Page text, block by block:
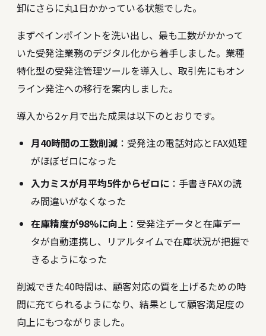
卸にさらに丸1日かかっている状態でした。
まずペインポイントを洗い出し、最も工数がかかって
いた受発注業務のデジタル化から着手しました。業種
特化型の受発注管理ツールを導入し、取引先にもオン
ライン発注への移行を案内しました。
導入から2ヶ月で出た成果は以下のとおりです。
月40時間の工数削減 ：受発注の電話対応とFAX処理
がほぼゼロになった
入力ミスが月平均5件からゼロに ：手書きFAXの読
み間違いがなくなった
在庫精度が98%に向上 ：受発注データと在庫デー
タが自動連携し、リアルタイムで在庫状況が把握で
きるようになった
削減できた40時間は、顧客対応の質を上げるための時
間に充てられるようになり、結果として顧客満足度の
向上にもつながりました。